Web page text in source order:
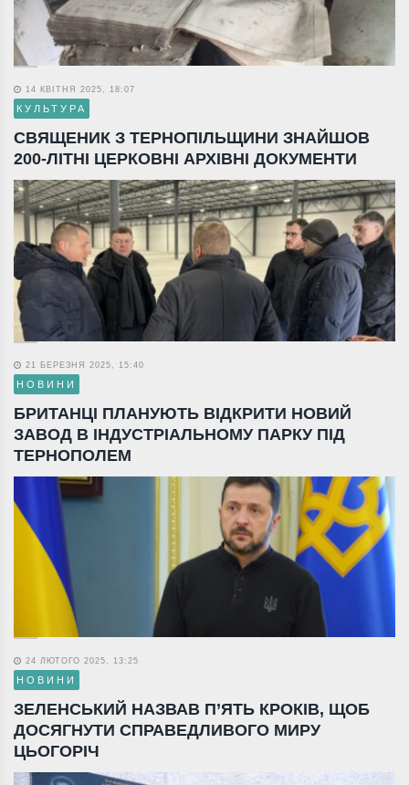
14 КВІТНЯ 2025, 18:07
КУЛЬТУРА
СВЯЩЕНИК З ТЕРНОПІЛЬЩИНИ ЗНАЙШОВ
200-ЛІТНІ ЦЕРКОВНІ АРХІВНІ ДОКУМЕНТИ
21 БЕРЕЗНЯ 2025, 15:40
НОВИНИ
БРИТАНЦІ ПЛАНУЮТЬ ВІДКРИТИ НОВИЙ
ЗАВОД В ІНДУСТРІАЛЬНОМУ ПАРКУ ПІД
ТЕРНОПОЛЕМ
24 ЛЮТОГО 2025, 13:25
НОВИНИ
ЗЕЛЕНСЬКИЙ НАЗВАВ П’ЯТЬ КРОКІВ, ЩОБ
ДОСЯГНУТИ СПРАВЕДЛИВОГО МИРУ
ЦЬОГОРІЧ